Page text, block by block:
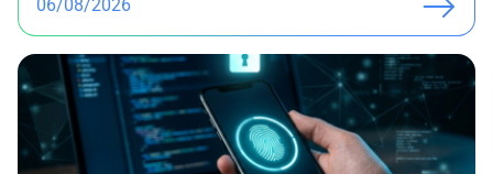
06/08/2026